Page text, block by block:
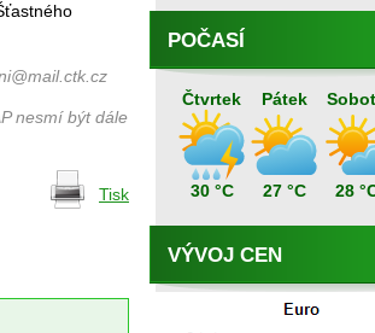
nesmí být dále
Tisk
POČASÍ
Čtvrtek
30 °C
Pátek
27 °C 28
VÝVOJ CEN